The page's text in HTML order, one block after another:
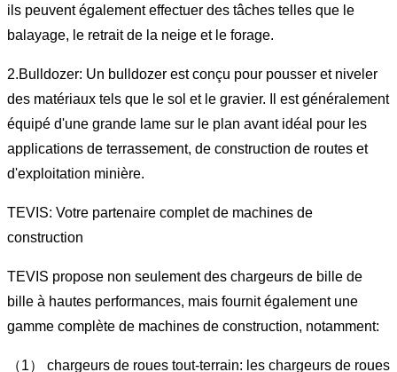
ils peuvent également effectuer des tâches telles que le
balayage, le retrait de la neige et le forage.
2.Bulldozer: Un bulldozer est conçu pour pousser et niveler
des matériaux tels que le sol et le gravier. Il est généralement
équipé d'une grande lame sur le plan avant idéal pour les
applications de terrassement, de construction de routes et
d'exploitation minière.
TEVIS: Votre partenaire complet de machines de
construction
TEVIS propose non seulement des chargeurs de bille de
bille à hautes performances, mais fournit également une
gamme complète de machines de construction, notamment:
（1） chargeurs de roues tout-terrain: les chargeurs de roues